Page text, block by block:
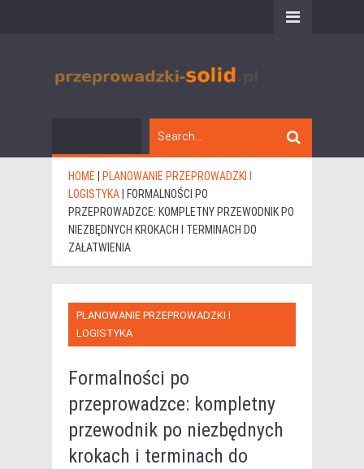
HOME
PLANOWANIE PRZEPROWADZKI I
LOGISTYKA
FORMALNOŚCI PO
PRZEPROWADZCE: KOMPLETNY PRZEWODNIK PO
NIEZBĘDNYCH KROKACH I TERMINACH DO
ZAŁATWIENIA
PLANOWANIE PRZEPROWADZKI I
LOGISTYKA
Formalności po
przeprowadzce: kompletny
przewodnik po niezbędnych
krokach i terminach do